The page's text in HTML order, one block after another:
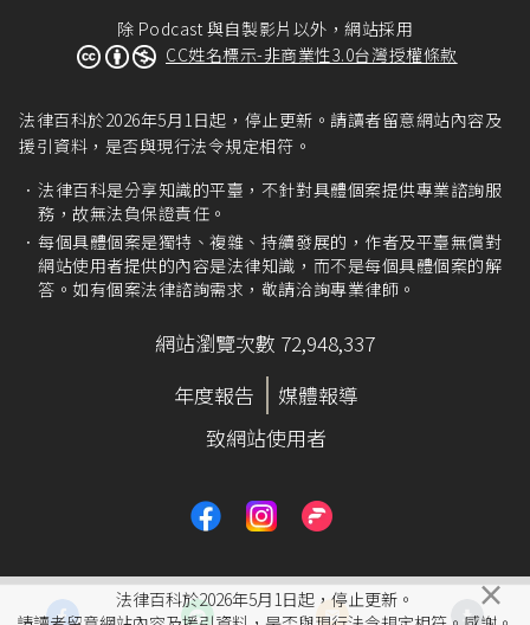
除 Podcast 與自製影片以外，網站採用
CC姓名標示-非商業性3.0台灣授權條款
法律百科於2026年5月1日起，停止更新。請讀者留意網站內容及
援引資料，是否與現行法令規定相符。
法律百科是分享知識的平臺，不針對具體個案提供專業諮詢服
務，故無法負保證責任。
每個具體個案是獨特、複雜、持續發展的，作者及平臺無償對
網站使用者提供的內容是法律知識，而不是每個具體個案的解
答。如有個案法律諮詢需求，敬請洽詢專業律師。
網站瀏覽次數 72,948,337
年度報告
媒體報導
致網站使用者
法律百科於2026年5月1日起，停止更新。
×